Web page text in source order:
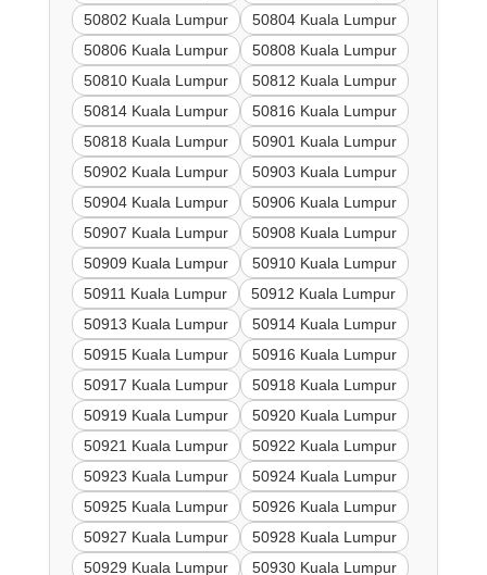
50802 Kuala Lumpur
50804 Kuala Lumpur
50806 Kuala Lumpur
50808 Kuala Lumpur
50810 Kuala Lumpur
50812 Kuala Lumpur
50814 Kuala Lumpur
50816 Kuala Lumpur
50818 Kuala Lumpur
50901 Kuala Lumpur
50902 Kuala Lumpur
50903 Kuala Lumpur
50904 Kuala Lumpur
50906 Kuala Lumpur
50907 Kuala Lumpur
50908 Kuala Lumpur
50909 Kuala Lumpur
50910 Kuala Lumpur
50911 Kuala Lumpur
50912 Kuala Lumpur
50913 Kuala Lumpur
50914 Kuala Lumpur
50915 Kuala Lumpur
50916 Kuala Lumpur
50917 Kuala Lumpur
50918 Kuala Lumpur
50919 Kuala Lumpur
50920 Kuala Lumpur
50921 Kuala Lumpur
50922 Kuala Lumpur
50923 Kuala Lumpur
50924 Kuala Lumpur
50925 Kuala Lumpur
50926 Kuala Lumpur
50927 Kuala Lumpur
50928 Kuala Lumpur
50929 Kuala Lumpur
50930 Kuala Lumpur